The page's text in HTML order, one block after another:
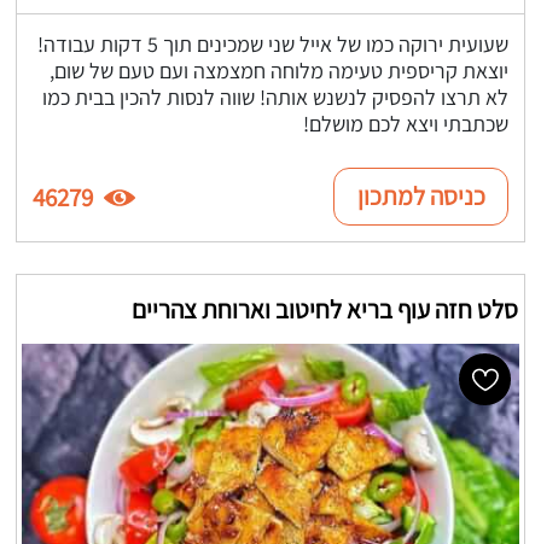
שעועית ירוקה כמו של אייל שני שמכינים תוך 5 דקות עבודה!
יוצאת קריספית טעימה מלוחה חמצמצה ועם טעם של שום,
לא תרצו להפסיק לנשנש אותה! שווה לנסות להכין בבית כמו
שכתבתי ויצא לכם מושלם!
כניסה למתכון 46279
סלט חזה עוף בריא לחיטוב וארוחת צהריים